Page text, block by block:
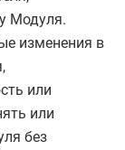
Модуля.
изменения в
или
или
без